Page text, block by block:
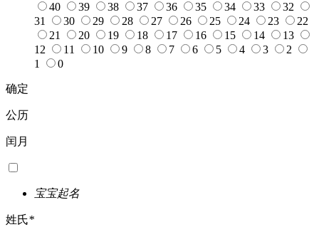
40
39 38 37 36 35 34 33
32
31
30 29 28 27 26 25 24 23
22
21
20 19 18 17 16 15 14
13
12
11 10 9 8 7 6 5 4 3
2
1
0
确定
公历
闰月
宝宝起名
姓氏*